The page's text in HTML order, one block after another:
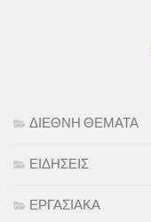
ΔΙΕΘΝΗ ΘΕΜΑΤΑ
ΕΙΔΗΣΕΙΣ
ΕΡΓΑΣΙΑΚΑ